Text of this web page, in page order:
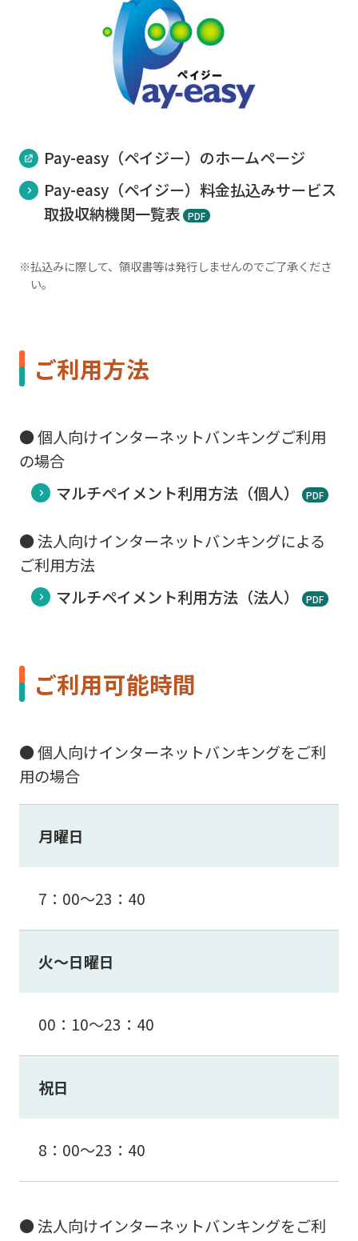
Pay-easy（ペイジー）のホームページ
Pay-easy（ペイジー）料金払込みサービス
取扱収納機関一覧表 PDF
※払込みに際して、領収書等は発行しませんのでご了承くださ
い。
ご利用方法
● 個人向けインターネットバンキングご利用
の場合
マルチペイメント利用方法（個人）
PDF
● 法人向けインターネットバンキングによる
ご利用方法
マルチペイメント利用方法（法人）
PDF
ご利用可能時間
● 個人向けインターネットバンキングをご利
用の場合
月曜日
7：00～23：40
火〜日曜日
00：10～23：40
祝日
8：00～23：40
● 法人向けインターネットバンキングをご利